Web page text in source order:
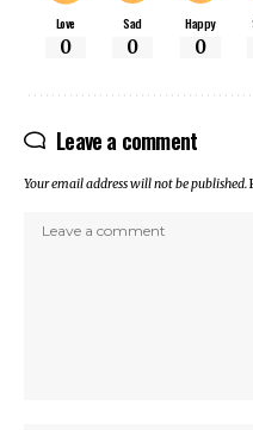
Love
0
Sad
0
Happy
0
Leave a comment
Your email address will not be published.